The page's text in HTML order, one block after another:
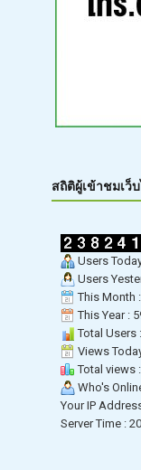
สถิติผู้เข้าชมเว็
Users
Users
This Month
This Year :
Total Users
Views
Total views
Who's
Your IP
Server Time :